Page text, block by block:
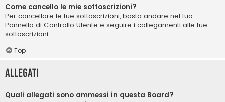
Come cancello le mie sottoscrizioni?
Per cancellare le tue sottoscrizioni, basta andare nel tuo
Pannello di Controllo Utente e seguire i collegamenti alle tue
sottoscrizioni.
Top
Allegati
Quali allegati sono ammessi in questa Board?